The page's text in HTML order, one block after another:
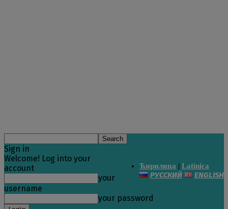
Ћирилица | Latinica
РУССКИЙ ENGLISH
Sign in
Welcome! Log into your
account
your
username
your password